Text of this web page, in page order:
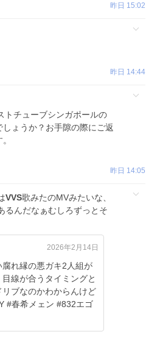
昨日 15:02
昨日 14:44
トチューブシンガポールの
ょうか？お手隙の際にご返
昨日 14:05
VVS歌みたのMVみたいな、
るんだなぁむしろずっとそ
2026年2月14日
れ縁の悪ガキ2人組が
ブなのかわからんけど